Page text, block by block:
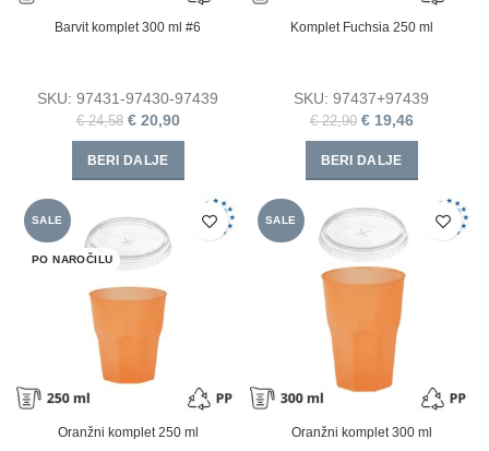
Barvit komplet 300 ml #6
SKU: 97431-97430-97439
€24,58 € 20,90
BERI DALJE
Komplet Fuchsia 250 ml
SKU: 97437+97439
€22,90 € 19,46
BERI DALJE
SALE
PO NAROČILU
Oranžni komplet 250 ml
SALE
Oranžni komplet 300 ml